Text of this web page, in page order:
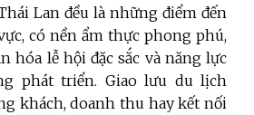
Lan đều là những điểm đến
có nền ẩm thực phong phú,
hóa lễ hội đặc sắc và năng lực
phát triển. Giao lưu du lịch
khách, doanh thu hay kết nối